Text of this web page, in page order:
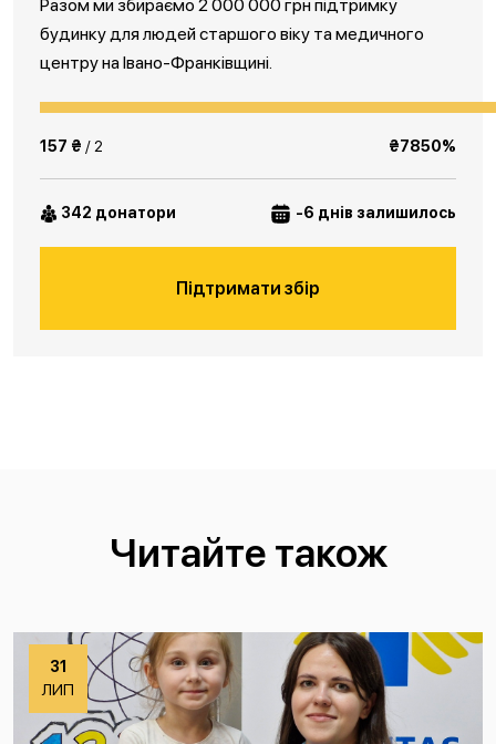
Разом ми збираємо 2 000 000 грн підтримку
будинку для людей старшого віку та медичного
центру на Івано-Франківщині.
157 ₴ / 2 ₴7850%
342 донатори -6 днів залишилось
Підтримати збір
Читайте також
31
ЛИП